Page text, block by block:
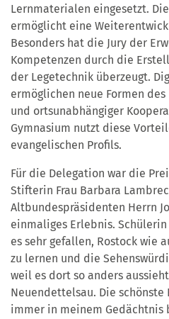
Lernmaterialen eingesetzt.
ermöglicht eine
Besonders hat die Jury der
Kompetenzen durch die
der Legetechnik überzeugt.
ermöglichen neue Formen
und ortsunabhängiger
Gymnasium nutzt diese
evangelischen Profils.
Für die Delegation war die
Stifterin Frau Barbara
Altbundespräsidenten Herrn
einmaliges Erlebnis.
es sehr gefallen, Rostock wie
zu lernen und die
weil es dort so anders
Neuendettelsau. Die
immer in meinem